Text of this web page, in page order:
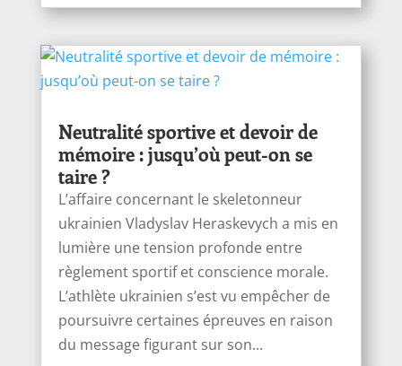
Neutralité sportive et devoir de
mémoire : jusqu’où peut-on se
taire ?
L’affaire concernant le skeletonneur
ukrainien Vladyslav Heraskevych a mis en
lumière une tension profonde entre
règlement sportif et conscience morale.
L’athlète ukrainien s’est vu empêcher de
poursuivre certaines épreuves en raison
du message figurant sur son...